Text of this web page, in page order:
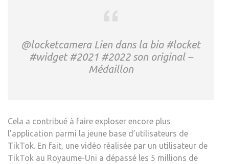
@locketcamera Lien dans la bio #locket
#widget #2021 #2022 son original –
Médaillon
Cela a contribué à faire exploser encore plus
l’application parmi la jeune base d’utilisateurs de
TikTok. En fait, une vidéo réalisée par un utilisateur de
TikTok au Royaume-Uni a dépassé les 5 millions de